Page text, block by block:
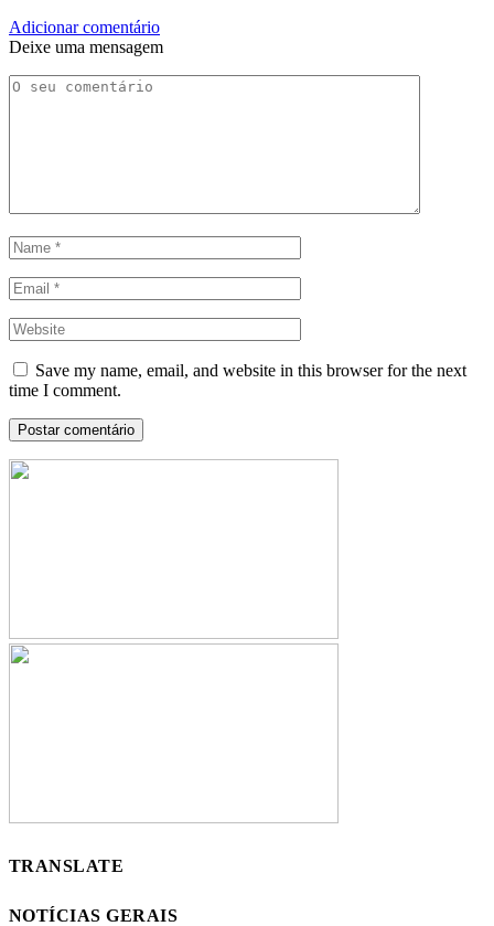
Adicionar comentário
Deixe uma mensagem
Save my name, email, and website in this browser for the next
time I comment.
TRANSLATE
NOTÍCIAS GERAIS